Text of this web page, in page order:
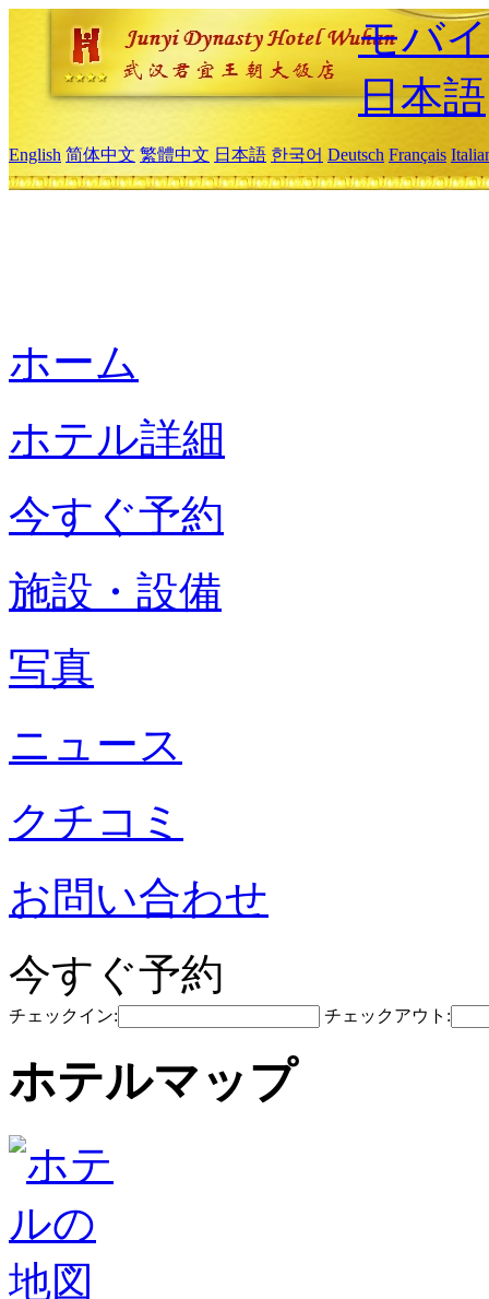
モバ
日本語
English 简体中文 繁體中文 日本語 한국어 Deutsch Français
ホーム
ホテル詳細
今すぐ予約
施設・設備
写真
ニュース
クチコミ
お問い合わせ
今すぐ予約
チェックイン: チェックアウト:
ホテルマップ